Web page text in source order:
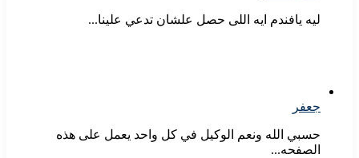
ليه يافندم ايه اللى حصل علشان تدعي علينا...
جعفر
حسبي الله ونعم الوكيل في كل واحد يعمل على هذه
الصفحه...